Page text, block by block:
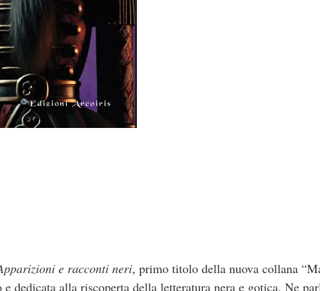
e racconti neri, primo titolo della nuova collana
dedicata alla riscoperta della letteratura nera e gotica. Ne